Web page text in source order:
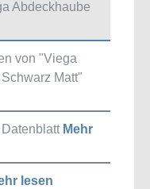
Abdeckhaube
von "Viega
Matt"
Datenblatt Mehr
lesen